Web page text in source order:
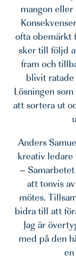
mangon
ofta obemärkt
sker till följd
fram och
blivit ratade
Lösningen
att sortera ut
Anders
kreativ
–
att tonvis
mötes.
bidra till att
Jag är
med på den